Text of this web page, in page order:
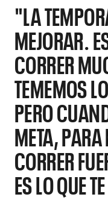
"LA
MEJORAR.
CORRER
TEMEMOS
PERO
META, PARA
CORRER
ES LO QUE